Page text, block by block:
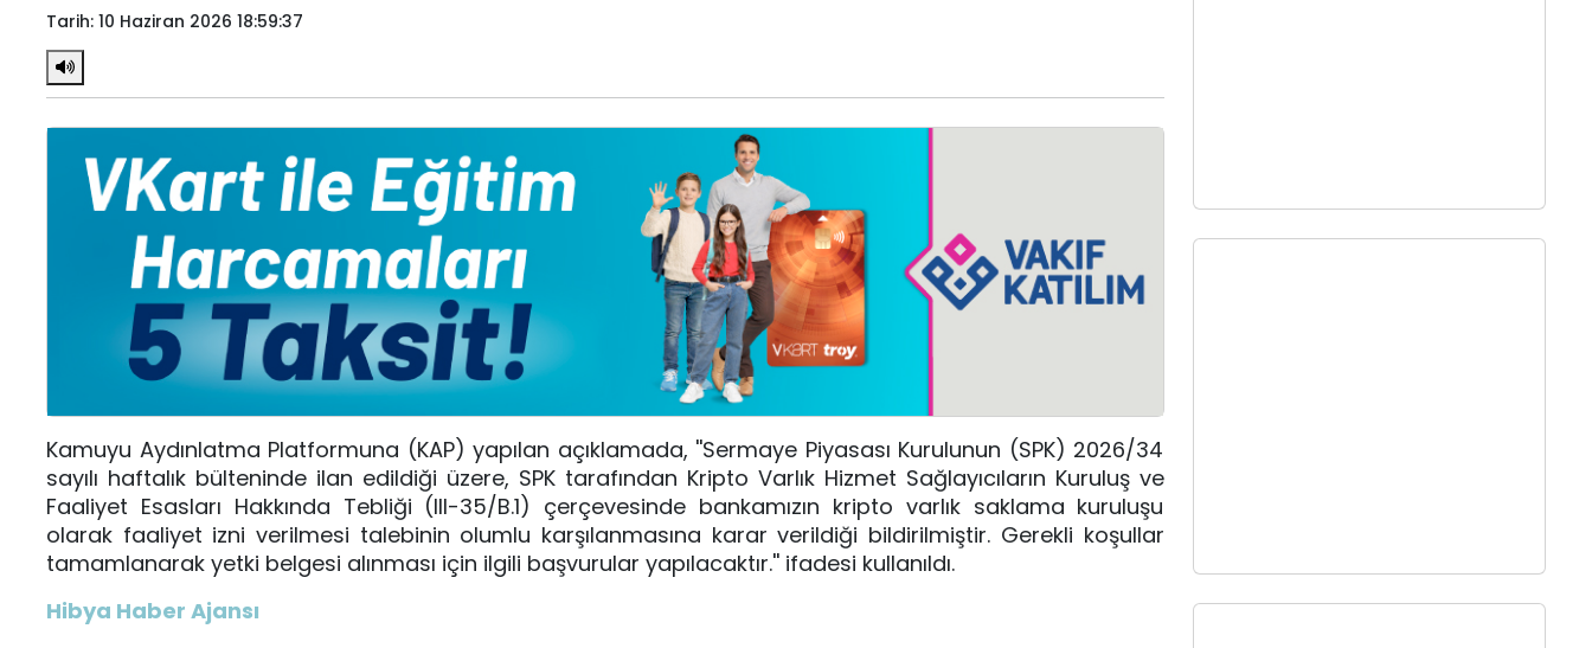
Tarih: 10 Haziran 2026 18:59:37
Kamuyu Aydınlatma Platformuna (KAP) yapılan açıklamada, ''Sermaye Piyasası Kurulunun (SPK) 2026/34
sayılı haftalık bülteninde ilan edildiği üzere, SPK tarafından Kripto Varlık Hizmet Sağlayıcıların Kuruluş ve
Faaliyet Esasları Hakkında Tebliği (III-35/B.1) çerçevesinde bankamızın kripto varlık saklama kuruluşu
olarak faaliyet izni verilmesi talebinin olumlu karşılanmasına karar verildiği bildirilmiştir. Gerekli koşullar
tamamlanarak yetki belgesi alınması için ilgili başvurular yapılacaktır.'' ifadesi kullanıldı.
Hibya Haber Ajansı